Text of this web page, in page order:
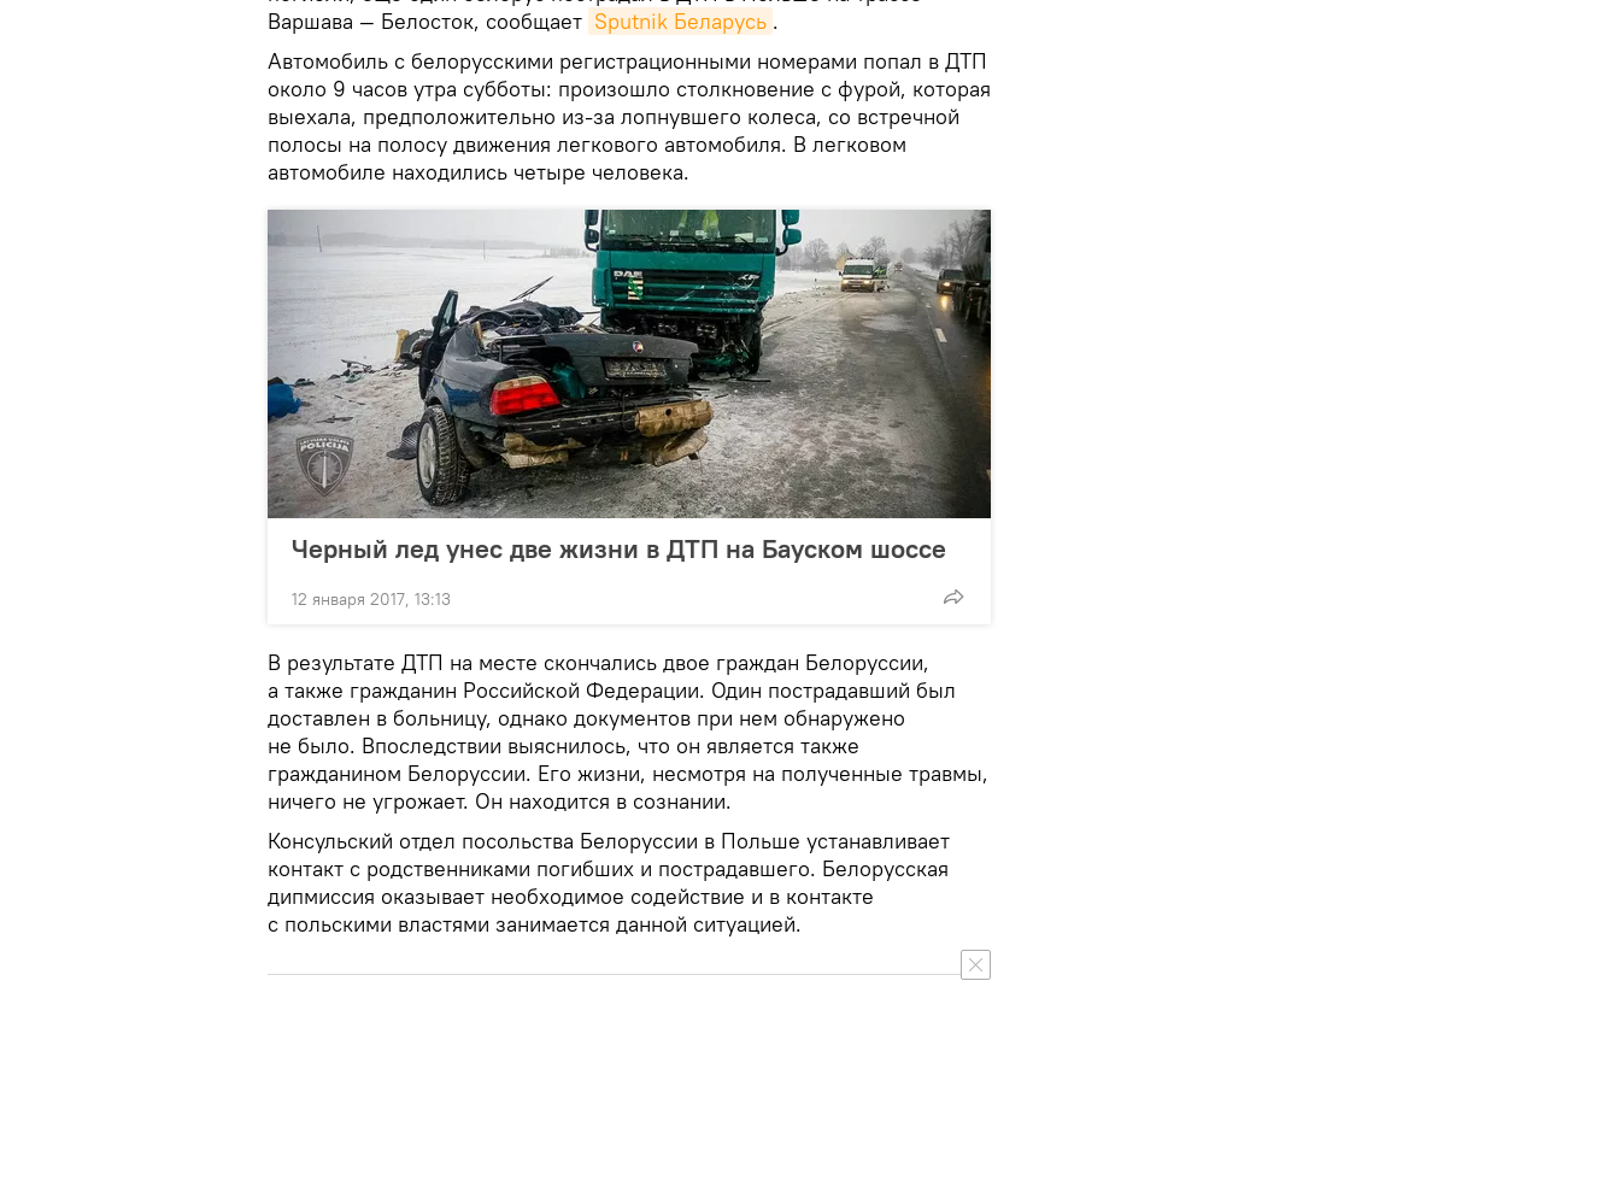
Варшава — Белосток, сообщает Sputnik Беларусь .
Автомобиль с белорусскими регистрационными номерами попал в ДТП
около 9 часов утра субботы: произошло столкновение с фурой, которая
выехала, предположительно из-за лопнувшего колеса, со встречной
полосы на полосу движения легкового автомобиля. В легковом
автомобиле находились четыре человека.
Черный лед унес две жизни в ДТП на Бауском шоссе
12 января 2017, 13:13
В результате ДТП на месте скончались двое граждан Белоруссии,
а также гражданин Российской Федерации. Один пострадавший был
доставлен в больницу, однако документов при нем обнаружено
не было. Впоследствии выяснилось, что он является также
гражданином Белоруссии. Его жизни, несмотря на полученные травмы,
ничего не угрожает. Он находится в сознании.
Консульский отдел посольства Белоруссии в Польше устанавливает
контакт с родственниками погибших и пострадавшего. Белорусская
дипмиссия оказывает необходимое содействие и в контакте
с польскими властями занимается данной ситуацией.